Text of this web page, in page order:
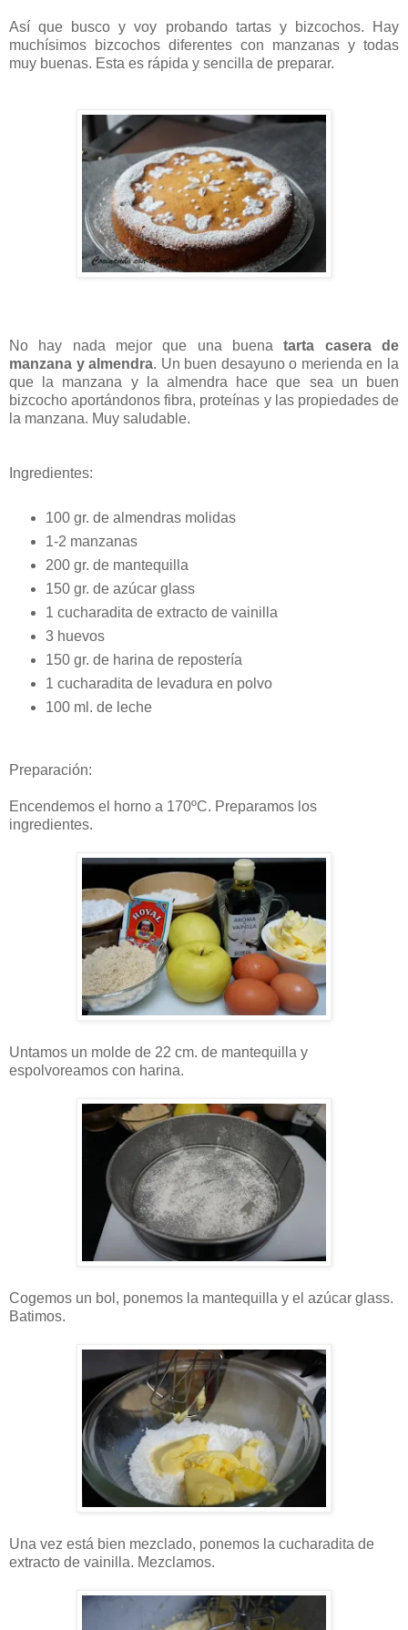
Así que busco y voy probando tartas y bizcochos. Hay
muchísimos bizcochos diferentes con manzanas y todas
muy buenas. Esta es rápida y sencilla de preparar.
No hay nada mejor que una buenatarta casera de
manzana y almendra. Un buen desayuno o merienda en la
que la manzana y la almendra hace que sea un buen
bizcocho aportándonos fibra, proteínas y las propiedades de
la manzana. Muy saludable.
Ingredientes:
100 gr. de almendras molidas
1-2 manzanas
200 gr. de mantequilla
150 gr. de azúcar glass
1 cucharadita de extracto de vainilla
3 huevos
150 gr. de harina de repostería
1 cucharadita de levadura en polvo
100 ml. de leche
Preparación:
Encendemos el horno a 170ºC. Preparamos los
ingredientes.
Untamos un molde de 22 cm. de mantequilla y
espolvoreamos con harina.
Cogemos un bol, ponemos la mantequilla y el azúcar glass.
Batimos.
Una vez está bien mezclado, ponemos la cucharadita de
extracto de vainilla. Mezclamos.